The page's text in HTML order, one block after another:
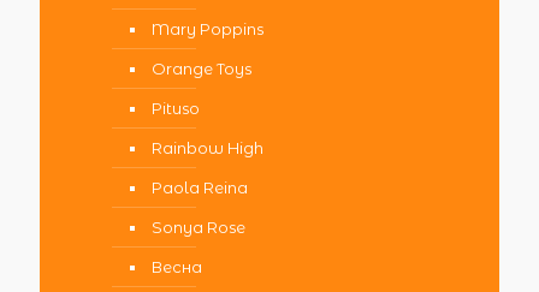
Mary Poppins
Orange Toys
Pituso
Rainbow High
Paola Reina
Sonya Rose
Весна